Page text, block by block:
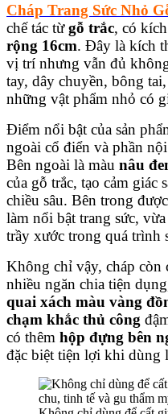
Cháp Trang Sức Nhỏ
chế tác từgỗ trắc, có
rộng 16cm. Đây là kích
vị trí nhưng vẫn đủ
tay, dây chuyền, bông
những vật phẩm nhỏ có
Điểm nổi bật của sản
ngoài cổ điển và phần
Bên ngoài là màu nâu
của gỗ trắc, tạo cảm giác
chiều sâu. Bên trong
làm nổi bật trang sức,
trầy xước trong quá trình
Không chỉ vậy, cháp còn
nhiều ngăn chia tiện
quai xách màu vàng
chạm khắc thủ công
có thêm hộp đựng bên
đặc biệt tiện lợi khi dùng